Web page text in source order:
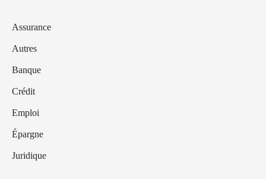
Assurance
Autres
Banque
Crédit
Emploi
Épargne
Juridique